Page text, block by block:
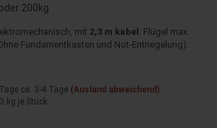
200kg
mit 2,3 m kabel
. Flügel max.
Fundamentkasten und Not-Entriegelung).
ca. 3-4 Tage (Ausland abweichend)
kg je Stück